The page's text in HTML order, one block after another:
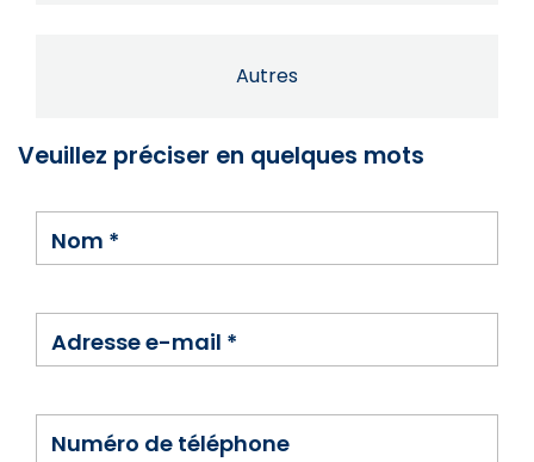
Autres
Veuillez préciser en quelques mots
Nom *
Adresse e-mail *
Numéro de téléphone